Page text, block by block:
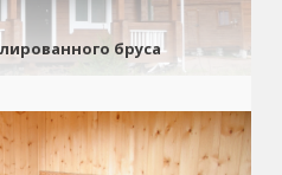
бруса